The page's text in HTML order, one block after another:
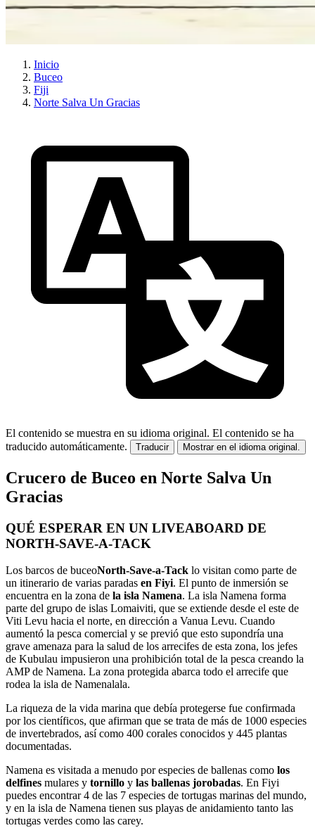
Inicio
Buceo
Fiji
Norte Salva Un Gracias
El contenido se muestra en su idioma original. El contenido se ha
traducido automáticamente.
Traducir Mostrar en el idioma original.
Crucero de Buceo en Norte Salva Un
Gracias
QUÉ ESPERAR EN UN LIVEABOARD DE
NORTH-SAVE-A-TACK
Los barcos de buceoNorth-Save-a-Tack lo visitan como parte de
un itinerario de varias paradas en Fiyi. El punto de inmersión se
encuentra en la zona de la isla Namena. La isla Namena forma
parte del grupo de islas Lomaiviti, que se extiende desde el este de
Viti Levu hacia el norte, en dirección a Vanua Levu. Cuando
aumentó la pesca comercial y se previó que esto supondría una
grave amenaza para la salud de los arrecifes de esta zona, los jefes
de Kubulau impusieron una prohibición total de la pesca creando la
AMP de Namena. La zona protegida abarca todo el arrecife que
rodea la isla de Namenalala.
La riqueza de la vida marina que debía protegerse fue confirmada
por los científicos, que afirman que se trata de más de 1000 especies
de invertebrados, así como 400 corales conocidos y 445 plantas
documentadas.
Namena es visitada a menudo por especies de ballenas como los
delfines mulares y tornillo y las ballenas jorobadas. En Fiyi
puedes encontrar 4 de las 7 especies de tortugas marinas del mundo,
y en la isla de Namena tienen sus playas de anidamiento tanto las
tortugas verdes como las carey.